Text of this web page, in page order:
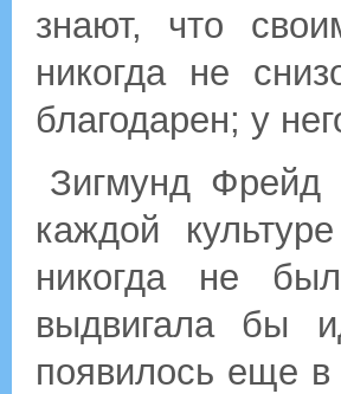
знают, что
никогда не
благодарен; у
Зигмунд Фрейд
каждой
никогда не
выдвигала бы
появилось еще в